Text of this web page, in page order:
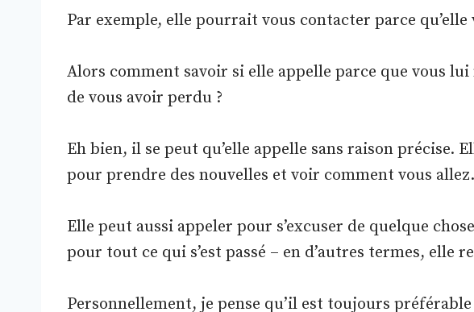
Par exemple, elle pourrait vous contacter parce
Alors comment savoir si elle appelle parce que vous
de vous avoir perdu ?
Eh bien, il se peut qu’elle appelle sans raison précise.
pour prendre des nouvelles et voir comment vous allez.
Elle peut aussi appeler pour s’excuser de quelque
pour tout ce qui s’est passé – en d’autres termes, elle
Personnellement, je pense qu’il est toujours